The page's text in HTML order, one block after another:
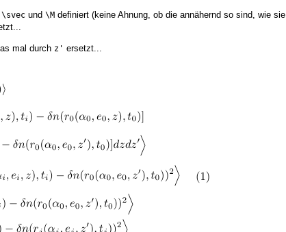
\svec und \M definiert (keine Ahnung, ob die annähernd so sind, wie sie
mal durch z' ersetzt...